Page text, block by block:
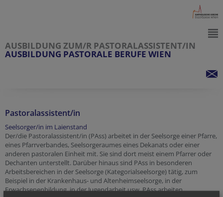
AUSBILDUNG ZUM/R PASTORALASSISTENT/IN
AUSBILDUNG PASTORALE BERUFE WIEN
Pastoralassistent/in
Seelsorger/in im Laienstand
Der/die Pastoralassistent/in (PAss) arbeitet in der Seelsorge einer Pfarre,
eines Pfarrverbandes, Seelsorgeraumes eines Dekanats oder einer
anderen pastoralen Einheit mit. Sie sind dort meist einem Pfarrer oder
Dechanten unterstellt. Darüber hinaus sind PAss in besonderen
Arbeitsbereichen in der Seelsorge (Kategorialseelsorge) tätig, zum
Beispiel in der Krankenhaus- und Altenheimseelsorge, in der
Erwachsenenbildung, in der Jugendarbeit usw. PAss arbeiten